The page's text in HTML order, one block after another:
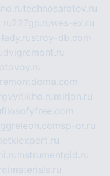
technosaratov.ru
227gp.ruwes-ex.ru
stroy-db.com
dvigremont.ru
remontdoma.com
vyitikho.ru mirjon.ru
filosofyfree.com
greleon.comsp-or.ru
instrumentgid.ru